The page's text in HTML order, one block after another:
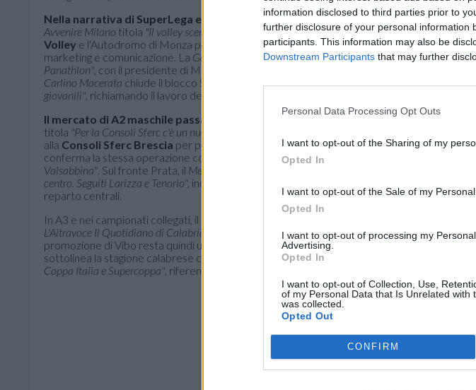
information disclosed to third parties prior to
further disclosure of your personal information
participants. This information may also be
Downstream Participants that may further
Personal Data Processing Opt Outs
I want to opt-out of the Sharing of my
Opted In
I want to opt-out of the Sale of my Personal
Opted In
I want to opt-out of processing my
Advertising.
Opted In
I want to opt-out of Collection, Use,
of my Personal Data that Is Unrelated with
was collected.
Opted Out
CONFIRM
Nella narrativa di SuperLega entrano anche Monza, Modena e Civitanova.
Avvenire Milano titola "Il volley scende in pista" , dedicando spazio all'accordo traVero
Volley e l'Autodromo di Monza per un percorso di co-progettazione legato a
marketing e comunicazione. La Gazzetta di Modenapubblica"Storci si racconta al
Panathlon" , con il presidente di Modena al centro del racconto cittadino. Il
Carlino Macerata chiude il blocco SuperLega con"Lube, tris di titoli regionali con le
giovanili" , richiamando il lavoro del vivaio di Civitanova.
Il mercato di A2 maschile passa soprattutto da Brescia e Prata.Brescia Oggi
titola "Per la Consoli Sferc c'è un nuovo regista: a segno il colpo Salsi"
alla Consoli Sferc Brescia per prendere in mano la regia. IlGiornale di Brescia
conferma la stessa operazione con
"Salsi novità in casa Consoli, Kavalenka ancora
Valsabbina". Sul fronte Prata, il Messaggero Veneto Pordenone
centro. Seguiti Larizza e Tenorio" , indicando
reparto centrali.
In A3 e nei campionati collegati, il
L'Altravoce Il Quotidiano di Calabria
"La Tonno Callipo è in Serie A3": la
promozione di Vibo resta quindi uno dei temi forti del Sud. IlCorriere dello Sport
sottolinea la stagione calabrese con
"Triplets sullo Stretto. Promossa in A2 dopo i trionfi di
Coppa Italia e Supercoppa" , riferendosi alla Domotek Reggio Calabria.